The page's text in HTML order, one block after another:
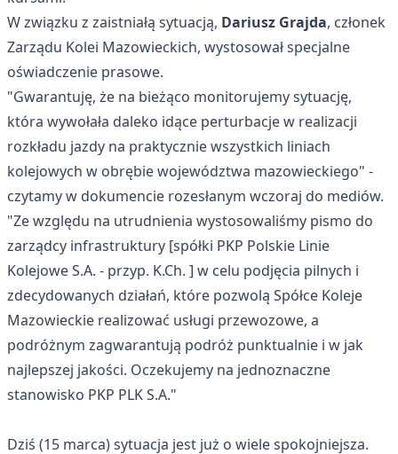
W związku z zaistniałą sytuacją, Dariusz Grajda, członek
Zarządu Kolei Mazowieckich, wystosował specjalne
oświadczenie prasowe.
"Gwarantuję, że na bieżąco monitorujemy sytuację,
która wywołała daleko idące perturbacje w realizacji
rozkładu jazdy na praktycznie wszystkich liniach
kolejowych w obrębie województwa mazowieckiego" -
czytamy w dokumencie rozesłanym wczoraj do mediów.
"Ze względu na utrudnienia wystosowaliśmy pismo do
zarządcy infrastruktury [spółki PKP Polskie Linie
Kolejowe S.A. - przyp. K.Ch. ] w celu podjęcia pilnych i
zdecydowanych działań, które pozwolą Spółce Koleje
Mazowieckie realizować usługi przewozowe, a
podróżnym zagwarantują podróż punktualnie i w jak
najlepszej jakości. Oczekujemy na jednoznaczne
stanowisko PKP PLK S.A."
Dziś (15 marca) sytuacja jest już o wiele spokojniejsza.